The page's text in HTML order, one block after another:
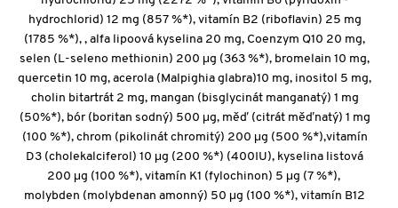
hydrochlorid) 12 mg (857 %*), vitamín B2 (riboflavin) 25 mg
(1785 %*), , alfa lipoová kyselina 20 mg, Coenzym Q10 20 mg,
selen (L-seleno methionin) 200 μg (363 %*), bromelain 10 mg,
quercetin 10 mg, acerola (Malpighia glabra)10 mg, inositol 5 mg,
cholin bitartrát 2 mg, mangan (bisglycinát manganatý) 1 mg
(50%*), bór (boritan sodný) 500 μg, měď (citrát měďnatý) 1 mg
(100 %*), chrom (pikolinát chromitý) 200 μg (500 %*),vitamín
D3 (cholekalciferol) 10 μg (200 %*) (400IU), kyselina listová
200 μg (100 %*), vitamín K1 (fylochinon) 5 μg (7 %*),
molybden (molybdenan amonný) 50 μg (100 %*), vitamín B12